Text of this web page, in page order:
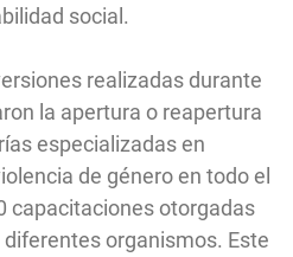
social.
realizadas durante
la apertura o reapertura
especializadas en
de género en todo el
capacitaciones otorgadas
organismos. Este